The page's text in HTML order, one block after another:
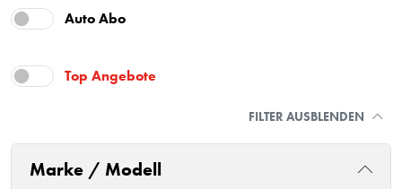
Auto Abo
Top Angebote
FILTER AUSBLENDEN
Marke / Modell